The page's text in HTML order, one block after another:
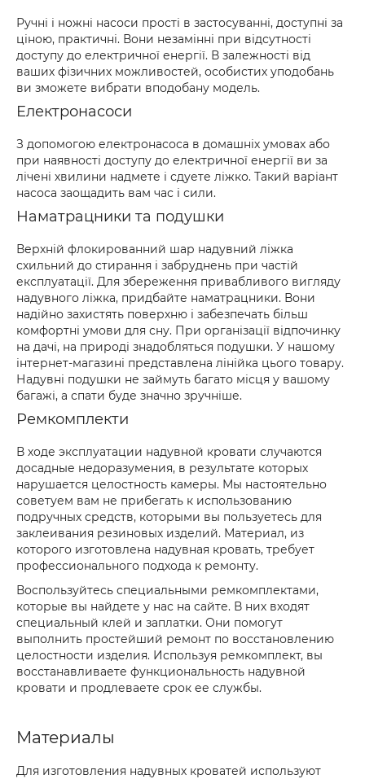
Ручні і ножні насоси прості в застосуванні, доступні за
ціною, практичні. Вони незамінні при відсутності
доступу до електричної енергії. В залежності від
ваших фізичних можливостей, особистих уподобань
ви зможете вибрати вподобану модель.
Електронасоси
З допомогою електронасоса в домашніх умовах або
при наявності доступу до електричної енергії ви за
лічені хвилини надмете і сдуете ліжко. Такий варіант
насоса заощадить вам час і сили.
Наматрацники та подушки
Верхній флокированний шар надувний ліжка
схильний до стирання і забруднень при частій
експлуатації. Для збереження привабливого вигляду
надувного ліжка, придбайте наматрацники. Вони
надійно захистять поверхню і забезпечать більш
комфортні умови для сну. При організації відпочинку
на дачі, на природі знадобляться подушки. У нашому
інтернет-магазині представлена лінійка цього товару.
Надувні подушки не займуть багато місця у вашому
багажі, а спати буде значно зручніше.
Ремкомплекти
В ходе эксплуатации надувной кровати случаются
досадные недоразумения, в результате которых
нарушается целостность камеры. Мы настоятельно
советуем вам не прибегать к использованию
подручных средств, которыми вы пользуетесь для
заклеивания резиновых изделий. Материал, из
которого изготовлена надувная кровать, требует
профессионального подхода к ремонту.
Воспользуйтесь специальными ремкомплектами,
которые вы найдете у нас на сайте. В них входят
специальный клей и заплатки. Они помогут
выполнить простейший ремонт по восстановлению
целостности изделия. Используя ремкомплект, вы
восстанавливаете функциональность надувной
кровати и продлеваете срок ее службы.
Материалы
Для изготовления надувных кроватей используют